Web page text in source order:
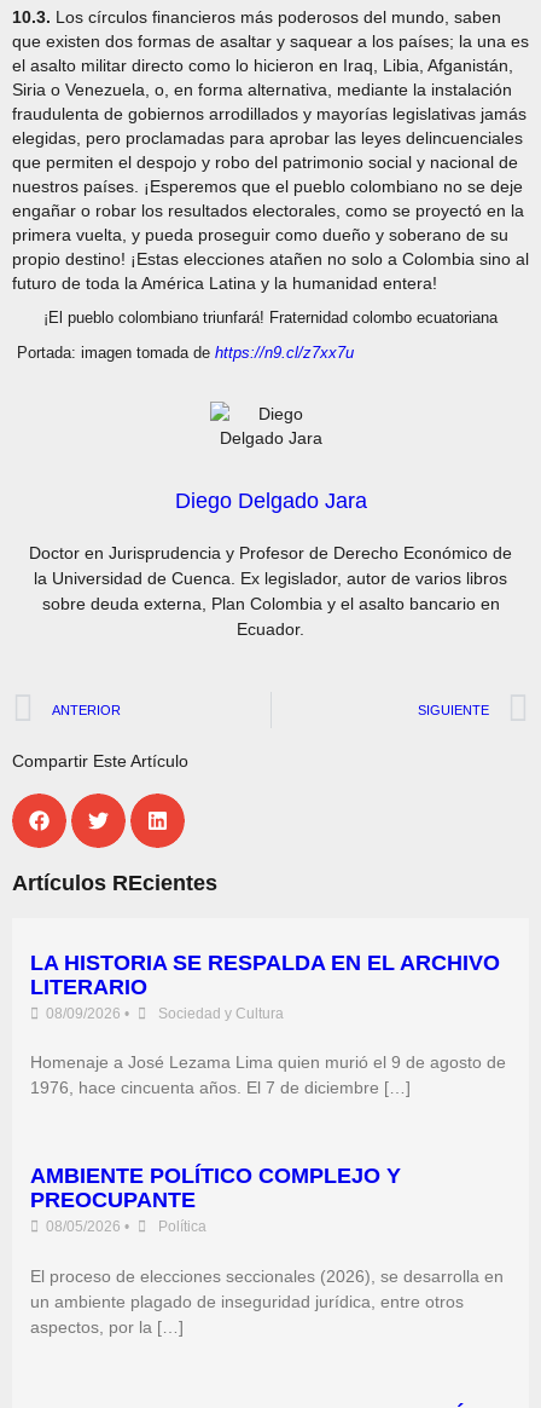
10.3. Los círculos financieros más poderosos del mundo, saben
que existen dos formas de asaltar y saquear a los países; la una es
el asalto militar directo como lo hicieron en Iraq, Libia, Afganistán,
Siria o Venezuela, o, en forma alternativa, mediante la instalación
fraudulenta de gobiernos arrodillados y mayorías legislativas jamás
elegidas, pero proclamadas para aprobar las leyes delincuenciales
que permiten el despojo y robo del patrimonio social y nacional de
nuestros países. ¡Esperemos que el pueblo colombiano no se deje
engañar o robar los resultados electorales, como se proyectó en la
primera vuelta, y pueda proseguir como dueño y soberano de su
propio destino! ¡Estas elecciones atañen no solo a Colombia sino al
futuro de toda la América Latina y la humanidad entera!
¡El pueblo colombiano triunfará! Fraternidad colombo ecuatoriana
Portada: imagen tomada de https://n9.cl/z7xx7u
Diego Delgado Jara
Doctor en Jurisprudencia y Profesor de Derecho Económico de
la Universidad de Cuenca. Ex legislador, autor de varios libros
sobre deuda externa, Plan Colombia y el asalto bancario en
Ecuador.
ANTERIOR SIGUIENTE
Compartir Este Artículo
Artículos REcientes
LA HISTORIA SE RESPALDA EN EL ARCHIVO
LITERARIO
08/09/2026 • Sociedad y Cultura
Homenaje a José Lezama Lima quien murió el 9 de agosto de
1976, hace cincuenta años. El 7 de diciembre […]
AMBIENTE POLÍTICO COMPLEJO Y
PREOCUPANTE
08/05/2026 • Política
El proceso de elecciones seccionales (2026), se desarrolla en
un ambiente plagado de inseguridad jurídica, entre otros
aspectos, por la […]